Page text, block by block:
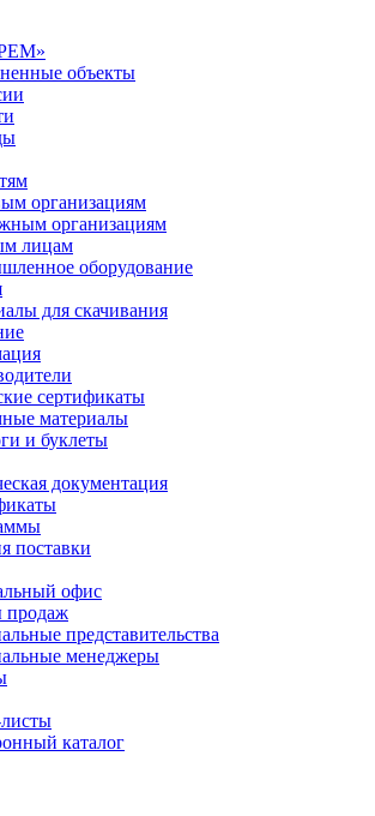
объекты
организациям
организациям
лицам
оборудование
для скачивания
сертификаты
материалы
и буклеты
документация
поставки
офис
представительства
менеджеры
каталог